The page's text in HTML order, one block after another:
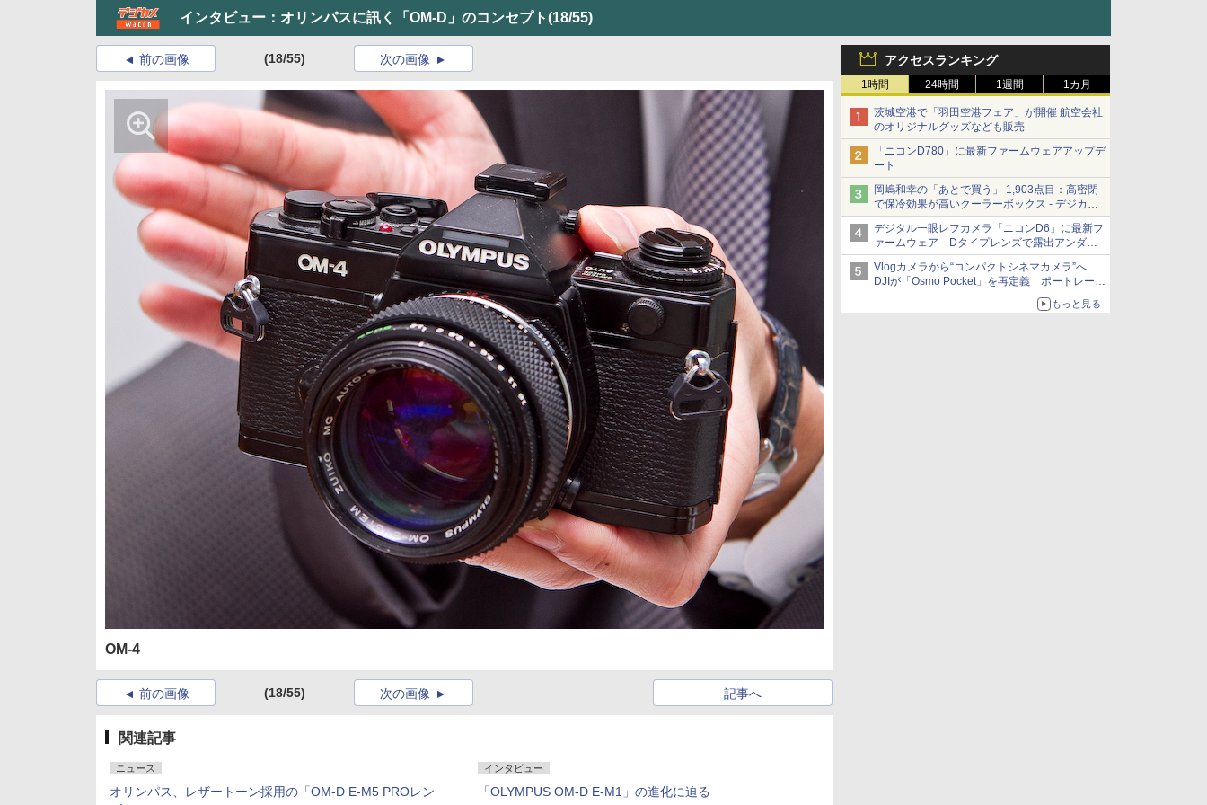
インタビュー：オリンパスに訊く「OM-D」のコンセプト(18/55)
アクセスランキング
1時間 24時間 1週間 1カ月
茨城空港で「羽田空港フェア」が開催 航空会社
のオリジナルグッズなども販売
「ニコンD780」に最新ファームウェアアップデ
ート
岡嶋和幸の「あとで買う」 1,903点目：高密閉
で保冷効果が高いクーラーボックス - デジカメ
Watch
デジタル一眼レフカメラ「ニコンD6」に最新フ
ァームウェア Dタイプレンズで露出アンダー
になる現象の修正など
Vlogカメラから“コンパクトシネマカメラ”へ…
DJIが「Osmo Pocket」を再定義 ポートレート
もっと見る
前の画像 (18/55) 次の画像
OM-4
前の画像 (18/55) 記事へ
次の画像
関連記事
ニュース
オリンパス、レザートーン採用の「OM-D E-M5 PROレン
インタビュー
「OLYMPUS OM-D E-M1」の進化に迫る